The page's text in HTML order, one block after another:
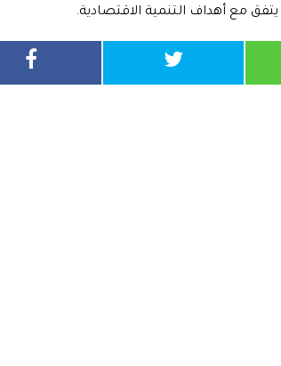
مع أهداف التنمية الاقتصادية.